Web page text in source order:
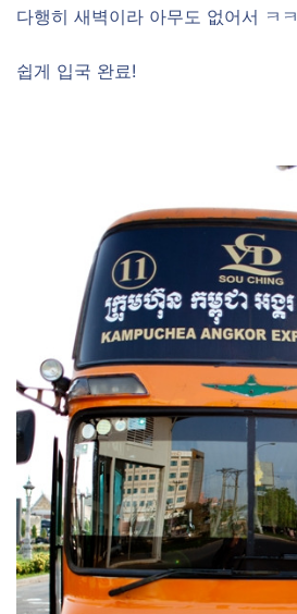
다행히 새벽이라 아무도 없어서 ㅋㅋ
쉽게 입국 완료!